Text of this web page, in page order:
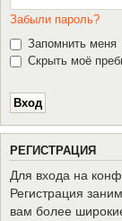
Забыли пароль?
Запомнить меня
Скрыть моё
РЕГИСТРАЦИЯ
Для входа на
Регистрация
вам более